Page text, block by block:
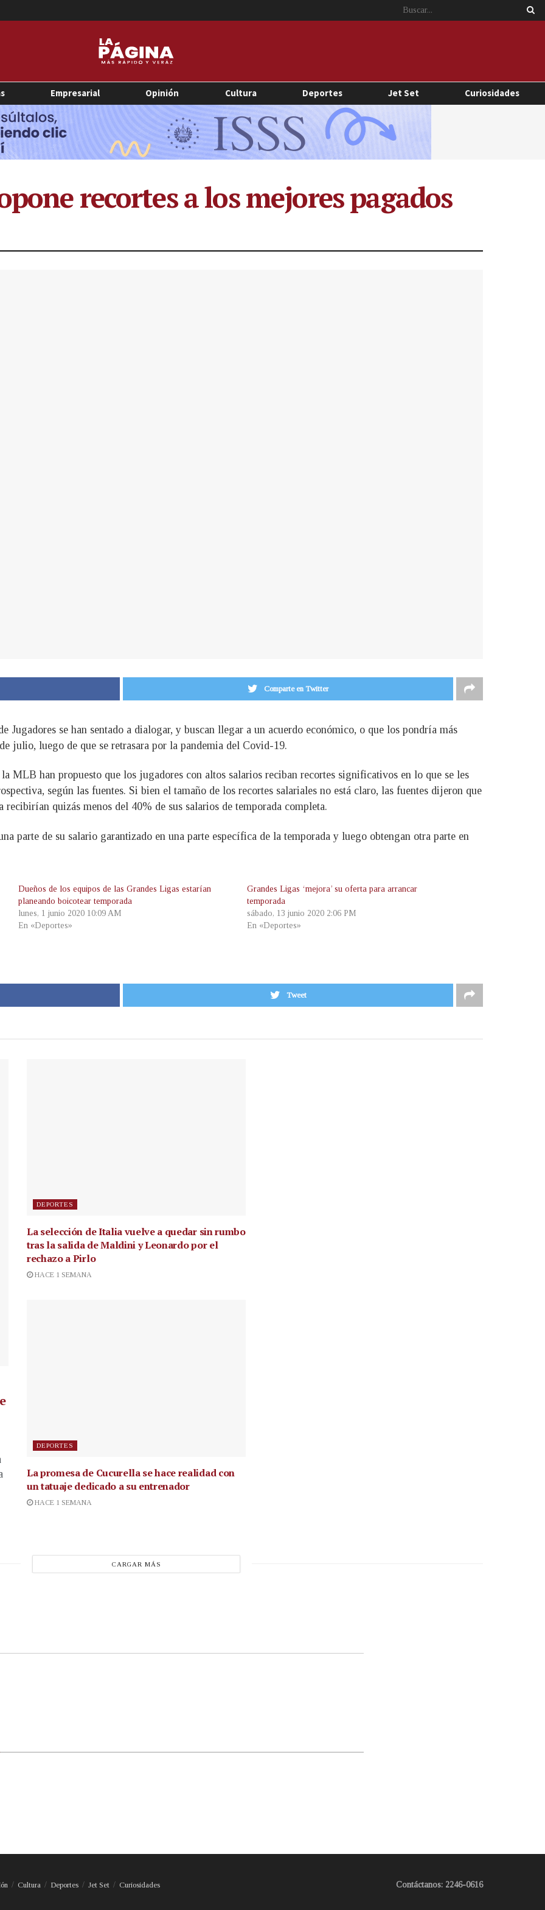
Empresarial Opinión Cultura Deportes Jet Set Curiosidades
recortes a los mejores pagados
Comparte en Twitter
Jugadores se han sentado a dialogar, y buscan llegar a un acuerdo económico, o que los pondría más
julio, luego de que se retrasara por la pandemia del Covid-19.
MLB han propuesto que los jugadores con altos salarios reciban recortes significativos en lo que se les
según las fuentes. Si bien el tamaño de los recortes salariales no está claro, las fuentes dijeron que
quizás menos del 40% de sus salarios de temporada completa.
parte de su salario garantizado en una parte específica de la temporada y luego obtengan otra parte en
Dueños de los equipos de las Grandes Ligas estarían
planeando boicotear temporada
lunes, 1 junio 2020 10:09 AM
En «Deportes»
Grandes Ligas ‘mejora’ su oferta para arrancar
temporada
sábado, 13 junio 2020 2:06 PM
En «Deportes»
Tweet
DEPORTES
La selección de Italia vuelve a quedar sin rumbo
tras la salida de Maldini y Leonardo por el
rechazo a Pirlo
HACE 1 SEMANA
DEPORTES
La promesa de Cucurella se hace realidad con
un tatuaje dedicado a su entrenador
HACE 1 SEMANA
CARGAR MÁS
Cultura Deportes Jet Set Curiosidades Contáctanos: 2246-0616